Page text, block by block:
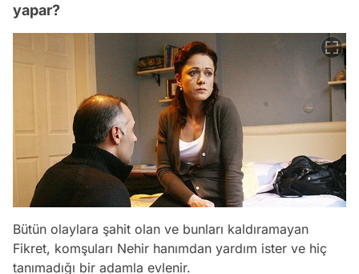
yapar?
Bütün olaylara şahit olan ve bunları kaldıramayan
Fikret, komşuları Nehir hanımdan yardım ister ve hiç
tanımadığı bir adamla evlenir.